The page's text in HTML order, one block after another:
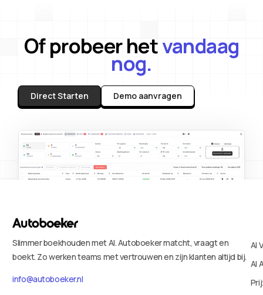
Of probeer hetvandaag
nog.
Direct Starten Demo aanvragen
Slimmer boekhouden met AI. Autoboeker matcht, vraagt en
boekt. Zo werken teams met vertrouwen en zijn klanten altijd bij.
info@autoboeker.nl
AI
AI